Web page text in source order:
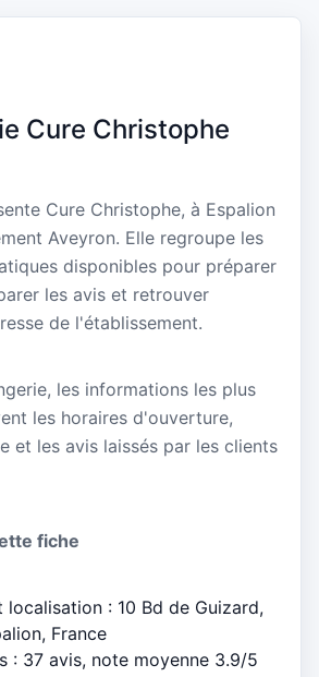
Cure Christophe
Cure Christophe, à Espalion
Aveyron. Elle regroupe les
disponibles pour préparer
les avis et retrouver
de l'établissement.
les informations les plus
les horaires d'ouverture,
et les avis laissés par les clients
fiche
localisation : 10 Bd de Guizard,
France
: 37 avis, note moyenne 3.9/5